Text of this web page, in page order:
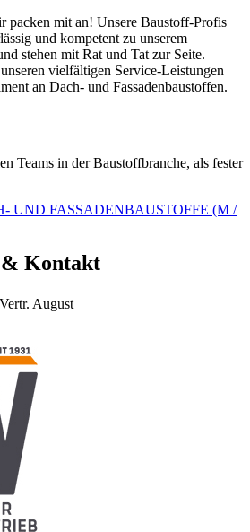
packen mit an! Unsere Baustoff-Profis
und kompetent zu unserem
stehen mit Rat und Tat zur Seite.
vielfältigen Service-Leistungen
an Dach- und Fassadenbaustoffen.
Teams in der Baustoffbranche, als fester
UND FASSADENBAUSTOFFE (M /
& Kontakt
August